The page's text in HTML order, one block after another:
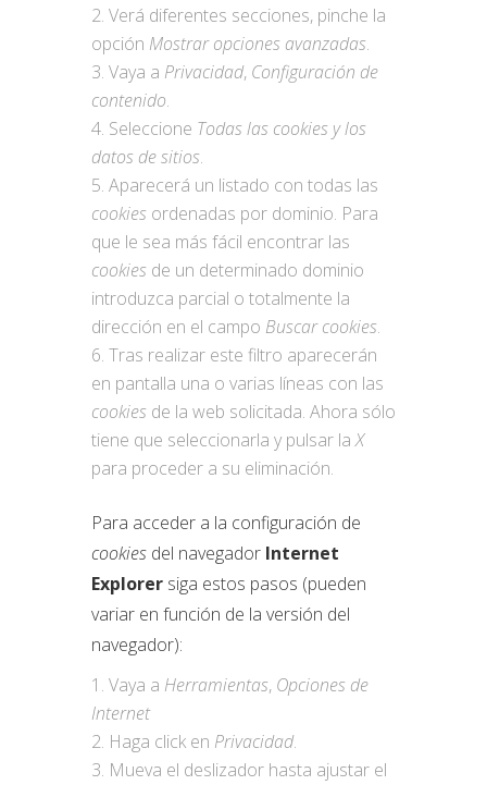
Verá diferentes secciones, pinche la
opción Mostrar opciones avanzadas.
Vaya a Privacidad, Configuración de
contenido.
Seleccione Todas las cookies y los
datos de sitios.
Aparecerá un listado con todas las
cookies ordenadas por dominio. Para
que le sea más fácil encontrar las
cookies de un determinado dominio
introduzca parcial o totalmente la
dirección en el campo Buscar cookies.
Tras realizar este filtro aparecerán
en pantalla una o varias líneas con las
cookies de la web solicitada. Ahora sólo
tiene que seleccionarla y pulsar laX
para proceder a su eliminación.
Para acceder a la configuración de
cookies del navegador Internet
Explorer siga estos pasos (pueden
variar en función de la versión del
navegador):
Vaya a Herramientas, Opciones de
Internet
Haga click en Privacidad.
Mueva el deslizador hasta ajustar el